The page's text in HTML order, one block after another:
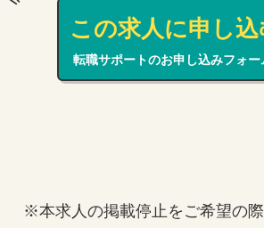
この求人に申し込
転職サポートのお申し込みフォー
※本求人の掲載停止をご希望の